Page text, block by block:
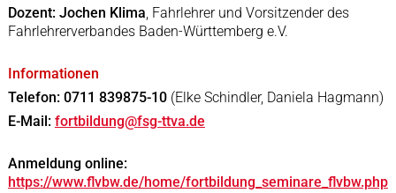
Dozent: Jochen Klima, Fahrlehrer und Vorsitzender des
Fahrlehrerverbandes Baden-Württemberg e.V.
Informationen
Telefon: 0711 839875-10(Elke Schindler, Daniela Hagmann)
E-Mail: fortbildung@fsg-ttva.de
Anmeldung online:
https://www.flvbw.de/home/fortbildung_seminare_flvbw.php